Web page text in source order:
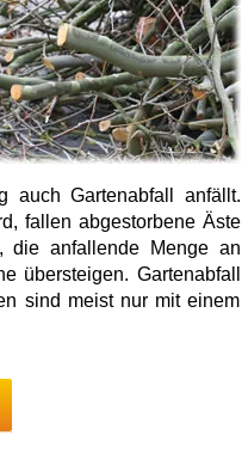
auch Gartenabfall anfällt.
fallen abgestorbene Äste
die anfallende Menge an
übersteigen. Gartenabfall
sind meist nur mit einem